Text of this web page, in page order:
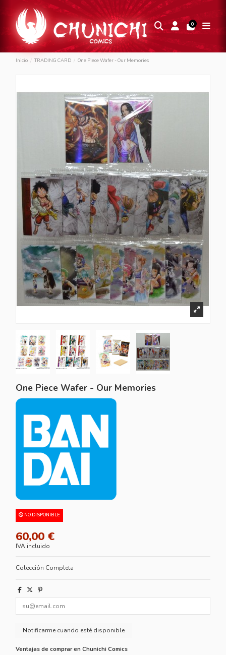
0
Inicio TRADING CARD One Piece Wafer - Our Memories
One Piece Wafer - Our Memories
NO DISPONIBLE
60,00 €
IVA incluido
Colección Completa
Ventajas de comprar en Chunichi Comics